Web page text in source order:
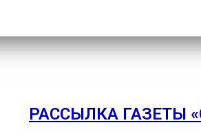
РАССЫЛКА ГАЗЕТЫ